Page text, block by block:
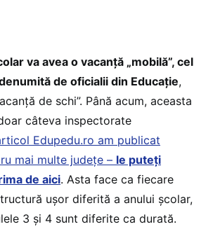
va avea o vacanță „mobilă”, cel
de oficialii din Educație,
de schi”. Până acum, aceasta
câteva inspectorate
Edupedu.ro am publicat
mai multe județe – le puteți
de aici. Asta face ca fiecare
ușor diferită a anului școlar,
3 și 4 sunt diferite ca durată.